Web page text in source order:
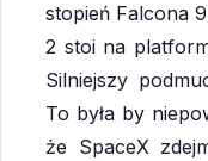
stopień Falcona
2 stoi na
Silniejszy
To była by
że SpaceX